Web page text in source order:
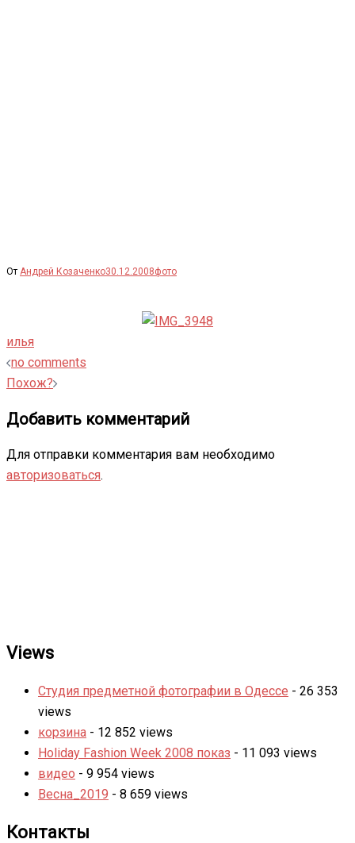
От Андрей Козаченко30.12.2008фото
илья
Навигация
записи
no comments
Похож?
Добавить комментарий
Для отправки комментария вам необходимо
авторизоваться.
Views
Студия предметной фотографии в Одессе - 26 353
views
корзина - 12 852 views
Holiday Fashion Week 2008 показ - 11 093 views
видео - 9 954 views
Весна_2019 - 8 659 views
Контакты